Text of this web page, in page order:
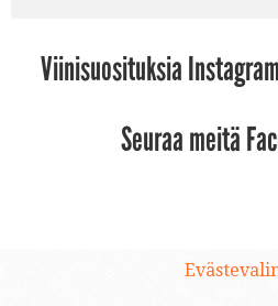
Viinisuosituksia
Seuraa meitä